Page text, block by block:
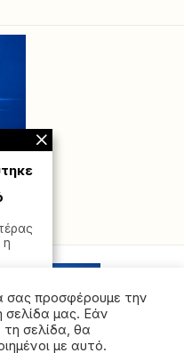
σας προσφέρουμε την
σελίδα μας. Εάν
τη σελίδα, θα
με αυτό.
η